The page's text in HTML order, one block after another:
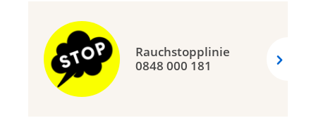
Rauchstopplinie
0848 000 181